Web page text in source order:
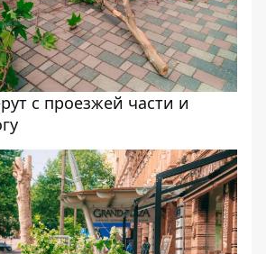
с проезжей части и